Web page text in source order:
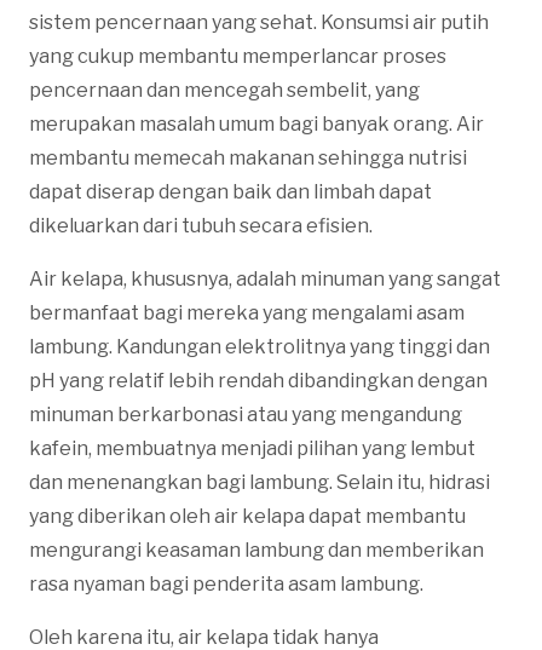
sistem pencernaan yang sehat. Konsumsi air putih
yang cukup membantu memperlancar proses
pencernaan dan mencegah sembelit, yang
merupakan masalah umum bagi banyak orang. Air
membantu memecah makanan sehingga nutrisi
dapat diserap dengan baik dan limbah dapat
dikeluarkan dari tubuh secara efisien.
Air kelapa, khususnya, adalah minuman yang sangat
bermanfaat bagi mereka yang mengalami asam
lambung. Kandungan elektrolitnya yang tinggi dan
pH yang relatif lebih rendah dibandingkan dengan
minuman berkarbonasi atau yang mengandung
kafein, membuatnya menjadi pilihan yang lembut
dan menenangkan bagi lambung. Selain itu, hidrasi
yang diberikan oleh air kelapa dapat membantu
mengurangi keasaman lambung dan memberikan
rasa nyaman bagi penderita asam lambung.
Oleh karena itu, air kelapa tidak hanya